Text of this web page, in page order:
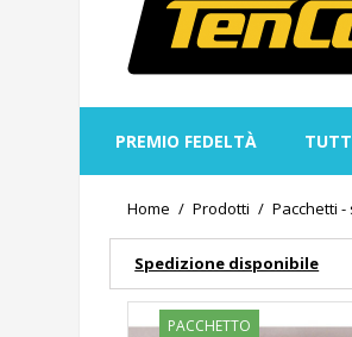
PREMIO FEDELTÀ
Home Prodotti Pacchetti -
Spedizione disponibile
PACCHETTO